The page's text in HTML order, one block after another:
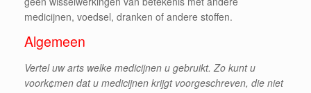
medicijnen, voedsel, dranken of andere stoffen.
Algemeen
Vertel uw arts welke medicijnen u gebruikt. Zo kunt u
voork¢men dat u medicijnen krijgt voorgeschreven, die niet